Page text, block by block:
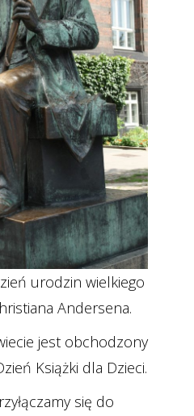
urodzin wielkiego
Andersena.
jest obchodzony
Książki dla Dzieci.
się do